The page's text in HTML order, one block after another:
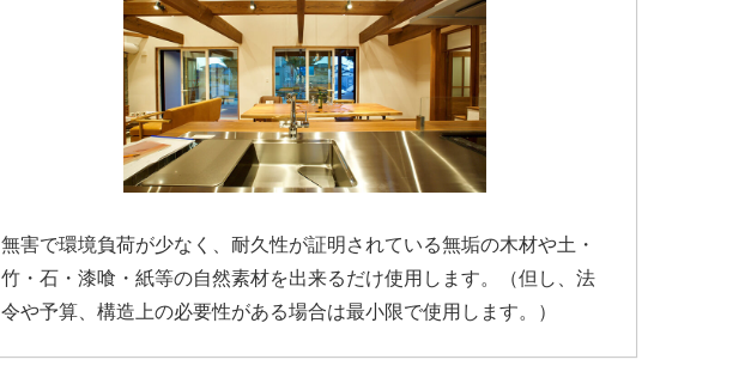
無害で環境負荷が少なく、耐久性が証明されている無垢の木材や土・
竹・石・漆喰・紙等の自然素材を出来るだけ使用します。（但し、法
令や予算、構造上の必要性がある場合は最小限で使用します。）